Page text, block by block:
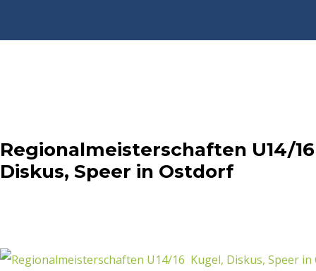
Regionalmeisterschaften U14/
Diskus, Speer in Ostdorf